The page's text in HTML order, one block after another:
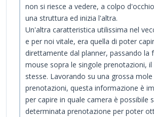
non si riesce a vedere, a colpo
una struttura ed inizia l'altra.
Un'altra caratteristica utilissima nel
e per noi vitale, era quella di poter
direttamente dal planner, passando la
mouse sopra le singole prenotazioni, il
stesse. Lavorando su una grossa mole
prenotazioni, questa informazione è
per capire in quale camera è possibile
determinata prenotazione per poter